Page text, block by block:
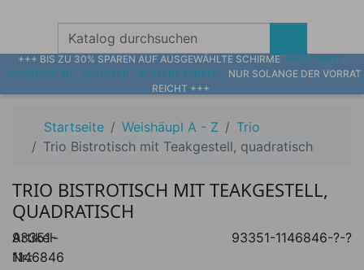
+++ BIS ZU 30% SPAREN AUF AUSGEWÄHLTE SCHIRME KIRSCHROT
WASSERBLAU
SCHIEFER WEITERE FARBEN
NUR SOLANGE DER VORRAT
REICHT +++
Startseite Weishäupl A - Z
Trio
Trio Bistrotisch mit Teakgestell, quadratisch
TRIO BISTROTISCH MIT TEAKGESTELL,
QUADRATISCH
Artikel-
Nr.:
93351-
1146846
93351-1146846-?-?